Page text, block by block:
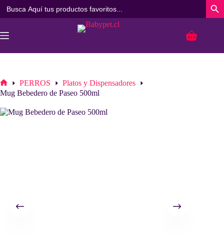
al
contenido
Carro
Inicio
PERROS
Platos y Dispensadores
Mug Bebedero de Paseo 500ml